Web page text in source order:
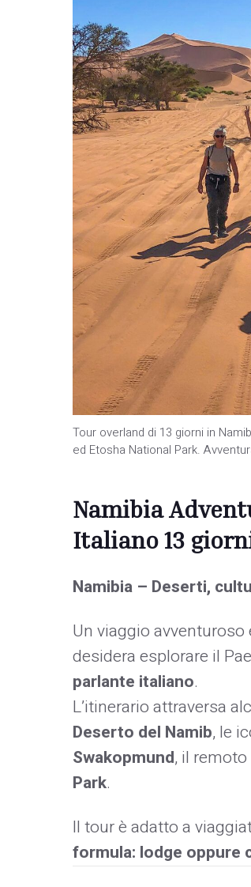
Tour overland di 13 giorni in
ed Etosha National Park.
Namibia
Italiano 13
Namibia – Deserti,
Un viaggio
desidera esplorare il
parlante italiano.
L’itinerario attraversa
Deserto del Namib, le
Swakopmund, il remoto
Park.
Il tour è adatto a
formula: lodge oppure